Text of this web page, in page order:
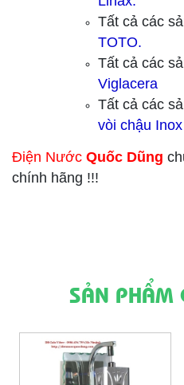
Tất cả các
TOTO.
Tất cả các
Viglacera
Tất cả các
vòi chậu
Điện Nước Quốc Dũng
chính hãng !!!
SẢN PHẨM